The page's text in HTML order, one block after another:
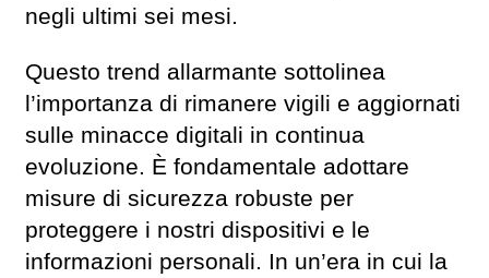
negli ultimi sei mesi.
Questo trend allarmante sottolinea
l’importanza di rimanere vigili e aggiornati
sulle minacce digitali in continua
evoluzione. È fondamentale adottare
misure di sicurezza robuste per
proteggere i nostri dispositivi e le
informazioni personali. In un’era in cui la